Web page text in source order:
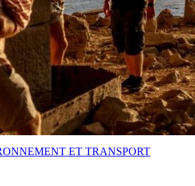
ET TRANSPORT